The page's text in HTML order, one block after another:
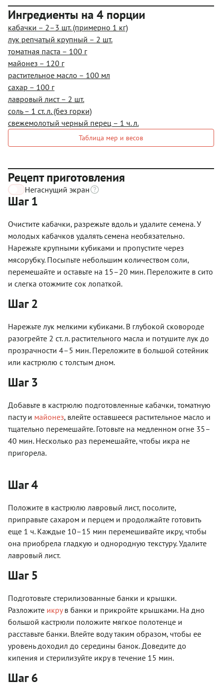
Ингредиенты на 4 порции
кабачки – 2–3 шт. (примерно 1 кг)
лук репчатый крупный – 2 шт.
томатная паста – 100 г
майонез – 120 г
растительное масло – 100 мл
сахар – 100 г
лавровый лист – 2 шт.
соль – 1 ст. л. (без горки)
свежемолотый черный перец – 1 ч. л.
Таблица мер и весов
Рецепт приготовления
Негаснущий экран
Шаг 1
Очистите кабачки, разрежьте вдоль и удалите семена. У
молодых кабачков удалять семена необязательно.
Нарежьте крупными кубиками и пропустите через
мясорубку. Посыпьте небольшим количеством соли,
перемешайте и оставьте на 15–20 мин. Переложите в сито
и слегка отожмите сок лопаткой.
Шаг 2
Нарежьте лук мелкими кубиками. В глубокой сковороде
разогрейте 2 ст. л. растительного масла и потушите лук до
прозрачности 4–5 мин. Переложите в большой сотейник
или кастрюлю с толстым дном.
Шаг 3
Добавьте в кастрюлю подготовленные кабачки, томатную
пасту и майонез, влейте оставшееся растительное масло и
тщательно перемешайте. Готовьте на медленном огне 35–
40 мин. Несколько раз перемешайте, чтобы икра не
пригорела.
Шаг 4
Положите в кастрюлю лавровый лист, посолите,
приправьте сахаром и перцем и продолжайте готовить
еще 1 ч. Каждые 10–15 мин перемешивайте икру, чтобы
она приобрела гладкую и однородную текстуру. Удалите
лавровый лист.
Шаг 5
Подготовьте стерилизованные банки и крышки.
Разложите икрув банки и прикройте крышками. На дно
большой кастрюли положите мягкое полотенце и
расставьте банки. Влейте воду таким образом, чтобы ее
уровень доходил до середины банок. Доведите до
кипения и стерилизуйте икру в течение 15 мин.
Шаг 6